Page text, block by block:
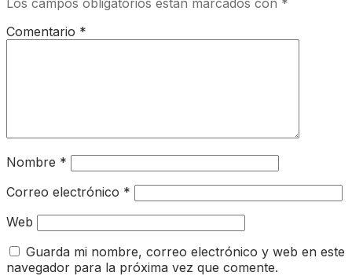
Comentario *
Nombre *
Correo electrónico *
Web
Guarda mi nombre, correo electrónico y web en este
navegador para la próxima vez que comente.